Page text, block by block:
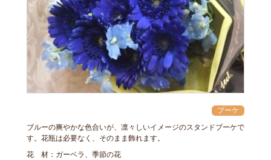
ブルーの爽やかな色合いが、凛々しいイメージのスタンドブーケで
す。花瓶は必要なく、そのまま飾れます。
花 材：ガーベラ、季節の花